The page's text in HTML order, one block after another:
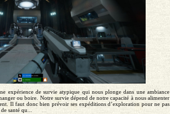
expérience de survie atypique qui nous plonge dans une ambiance
ou boire. Notre survie dépend de notre capacité à nous alimenter
Il faut donc bien prévoir ses expéditions d’exploration pour ne pas
santé qu...